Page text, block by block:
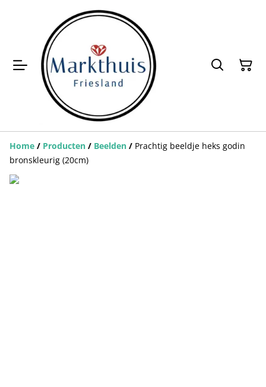
Home / Producten / Beelden / Prachtig beeldje heks godin
bronskleurig (20cm)